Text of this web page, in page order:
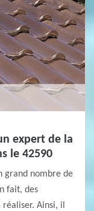
expert de la
le 42590
grand nombre de
fait, des
Ainsi, il